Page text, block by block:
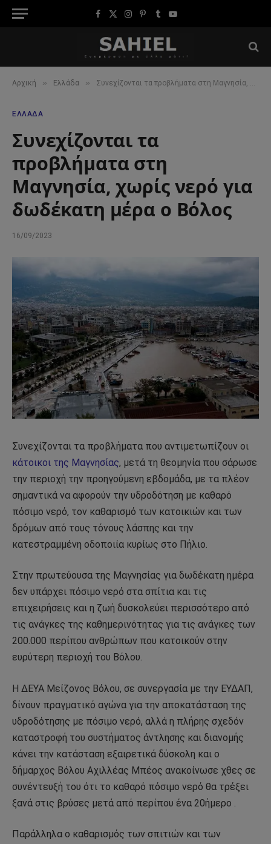
Facebook
X
Instagram
Pinterest
TumblrYouTube
Αρχική » Ελλάδα » Συνεχίζονται τα προβλήματα στη Μαγνησία, χωρίς νερό για δωδέκατη μέρα ο Βόλος
ΕΛΛΆΔΑ
Συνεχίζονται τα
προβλήματα στη
Μαγνησία, χωρίς νερό για
δωδέκατη μέρα ο Βόλος
16/09/2023
Συνεχίζονται τα προβλήματα που αντιμετωπίζουν οι
κάτοικοι της Μαγνησίας, μετά τη θεομηνία που σάρωσε
την περιοχή την προηγούμενη εβδομάδα, με τα πλέον
σημαντικά να αφορούν την υδροδότηση με καθαρό
πόσιμο νερό, τον καθαρισμό των κατοικιών και των
δρόμων από τους τόνους λάσπης και την
κατεστραμμένη οδοποιία κυρίως στο Πήλιο.
Στην πρωτεύουσα της Μαγνησίας για δωδέκατη ημέρα
δεν υπάρχει πόσιμο νερό στα σπίτια και τις
επιχειρήσεις και η ζωή δυσκολεύει περισσότερο από
τις ανάγκες της καθημερινότητας για τις ανάγκες των
200.000 περίπου ανθρώπων που κατοικούν στην
ευρύτερη περιοχή του Βόλου.
Η ΔΕΥΑ Μείζονος Βόλου, σε συνεργασία με την ΕΥΔΑΠ,
δίνουν πραγματικό αγώνα για την αποκατάσταση της
υδροδότησης με πόσιμο νερό, αλλά η πλήρης σχεδόν
καταστροφή του συστήματος άντλησης και διανομής
κάνει την κατάσταση εξαιρετικά δύσκολη και ο
δήμαρχος Βόλου Αχιλλέας Μπέος ανακοίνωσε χθες σε
συνέντευξή του ότι το καθαρό πόσιμο νερό θα τρέξει
ξανά στις βρύσες μετά από περίπου ένα 20ήμερο .
Παράλληλα ο καθαρισμός των σπιτιών και των